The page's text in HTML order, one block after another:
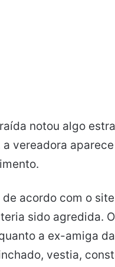
notou algo
vereadora
acordo com o
sido agredida.
a ex-amiga
vestia,